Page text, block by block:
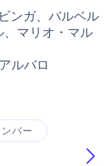
ンガ、バルベル
マリオ・マル
ルバロ
バー